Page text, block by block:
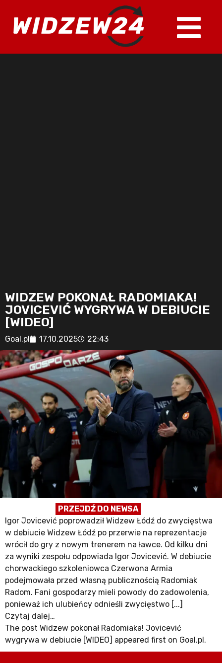
WIDZEW POKONAŁ RADOMIAKA!
JOVICEVIĆ WYGRYWA W DEBIUCIE
[WIDEO]
Goal.pl 17.10.2025 22:43
PRZEJDŹ DO NEWSA
Igor Jovicević poprowadził Widzew Łódź do zwycięstwa
w debiucie Widzew Łódź po przerwie na reprezentacje
wrócił do gry z nowym trenerem na ławce. Od kilku dni
za wyniki zespołu odpowiada Igor Jovicević. W debiucie
chorwackiego szkoleniowca Czerwona Armia
podejmowała przed własną publicznością Radomiak
Radom. Fani gospodarzy mieli powody do zadowolenia,
ponieważ ich ulubieńcy odnieśli zwycięstwo [...]
Czytaj dalej…
The post Widzew pokonał Radomiaka! Jovicević
wygrywa w debiucie [WIDEO] appeared first on Goal.pl.